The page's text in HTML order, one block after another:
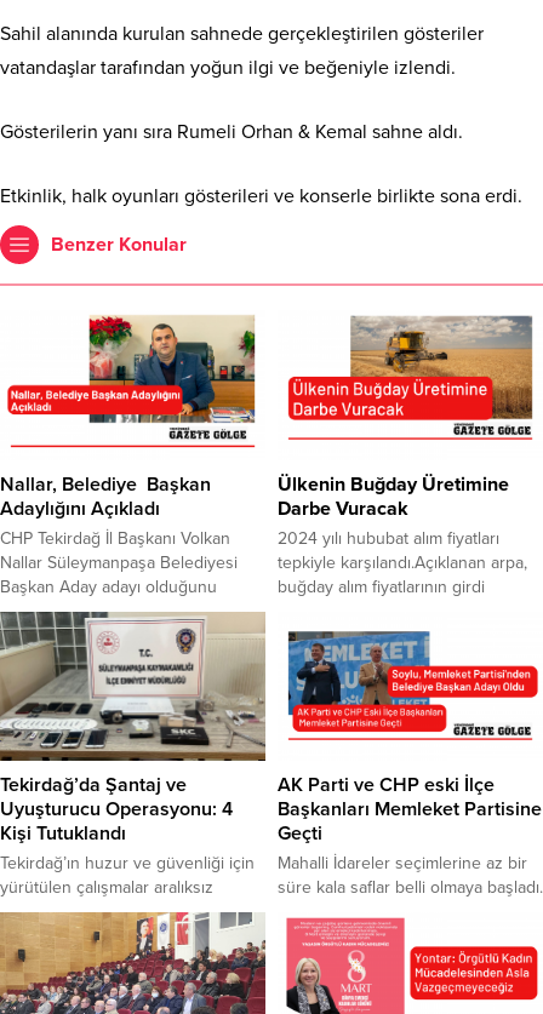
Sahil alanında kurulan sahnede gerçekleştirilen gösteriler
vatandaşlar tarafından yoğun ilgi ve beğeniyle izlendi.
Gösterilerin yanı sıra Rumeli Orhan & Kemal sahne aldı.
Etkinlik, halk oyunları gösterileri ve konserle birlikte sona erdi.
Benzer Konular
Nallar, Belediye Başkan
Adaylığını Açıkladı
CHP Tekirdağ İl Başkanı Volkan
Nallar Süleymanpaşa Belediyesi
Başkan Aday adayı olduğunu
açıkladı. CHP Tekirdağ milletvekilleri
İlhami Özcan Aygun, Nurten Yontar,
İl Başkanı Volkan Nallar ve
Süleymanpaşa İlçe Başkanı Ali
Engin, Süleymanpaşa Basın
Mensupları Derneği’ni ziyaret etti.
Ülke gündemi ve yerel siyasete
ilişkin konuların görüşüldüğü
ziyarette, İl Başkanı Volkan Nallar,
Süleymanpaşa Belediyesi...
Ülkenin Buğday Üretimine
Darbe Vuracak
2024 yılı hububat alım fiyatları
tepkiyle karşılandı.Açıklanan arpa,
buğday alım fiyatlarının girdi
gelecek dönem ülkenin buğday
üretimine büyük darbe vuracağı ve
çiftçiyi bitirme planı olduğuna dikkat
çekildi.Çiftçiyi korumayan, ithalata
dayalı bakış açışının Türk tarımına
hububat alım fiyatlarında ton başına
makarnalık buğday 10...
Tekirdağ’da Şantaj ve
Uyuşturucu Operasyonu: 4
Kişi Tutuklandı
Tekirdağ’ın huzur ve güvenliği için
yürütülen çalışmalar aralıksız
devam ediyor. Bu kapsamda,
Tekirdağ Cumhuriyet Başsavcılığı
koordinesinde Süleymanpaşa İlçe
Emniyet Müdürlüğü ekipleri
tarafından önemli bir operasyon
AK Parti ve CHP eski İlçe
Başkanları Memleket Partisine
Geçti
Mahalli İdareler seçimlerine az bir
süre kala saflar belli olmaya başladı.
Yerel Seçimleri’nde AK Parti
Tekirdağ Marmaraereğlisi Belediye
Başkan Adayı olan Mithat Soylu,
Memleket Parti’sinden belediye